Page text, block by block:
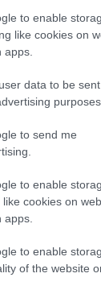
to enable
like cookies on
data to be
purposes.
to send me
to enable
cookies on
to enable
of the website
bajnoki riválisa,
17 éves pilóta
aratta,
neki a napnak,
A